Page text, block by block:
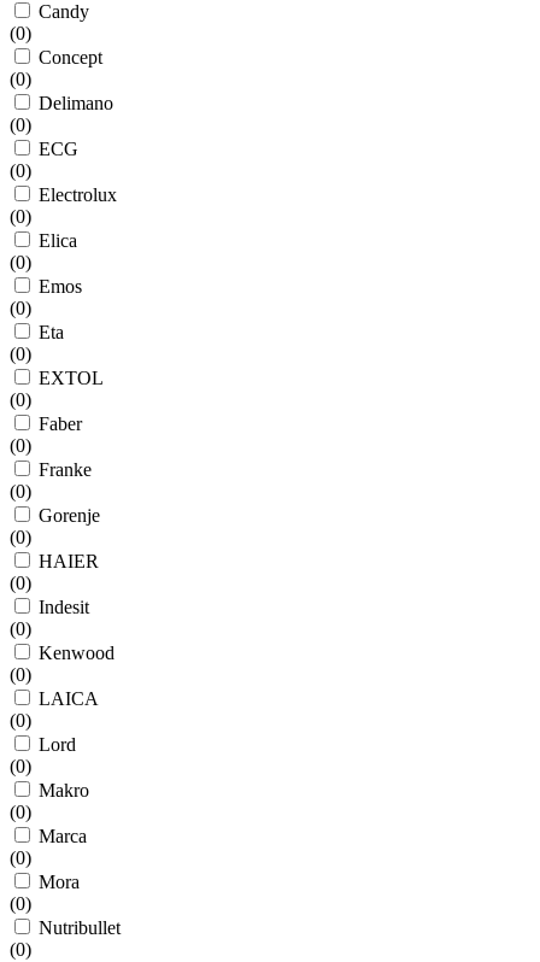
Candy
(0)
Concept
(0)
Delimano
(0)
ECG
(0)
Electrolux
(0)
Elica
(0)
Emos
(0)
Eta
(0)
EXTOL
(0)
Faber
(0)
Franke
(0)
Gorenje
(0)
HAIER
(0)
Indesit
(0)
Kenwood
(0)
LAICA
(0)
Lord
(0)
Makro
(0)
Marca
(0)
Mora
(0)
Nutribullet
(0)